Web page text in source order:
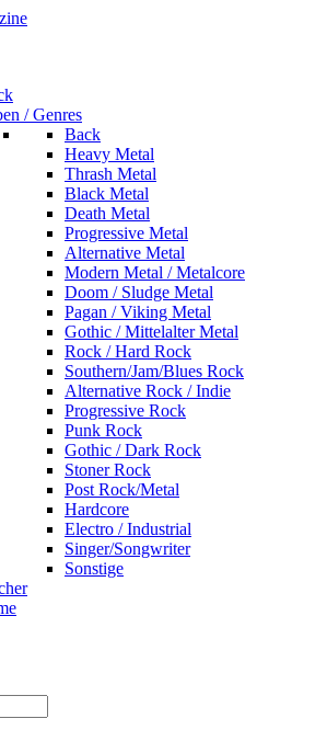
/ Genres
Back
Heavy Metal
Thrash Metal
Black Metal
Death Metal
Progressive Metal
Alternative Metal
Modern Metal / Metalcore
Doom / Sludge Metal
Pagan / Viking Metal
Gothic / Mittelalter Metal
Rock / Hard Rock
Southern/Jam/Blues Rock
Alternative Rock / Indie
Progressive Rock
Punk Rock
Gothic / Dark Rock
Stoner Rock
Post Rock/Metal
Hardcore
Electro / Industrial
Singer/Songwriter
Sonstige